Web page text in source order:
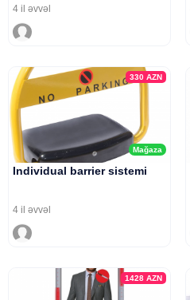
4 il əvvəl
Mağaza
330AZN
Individual barrier sistemi
4 il əvvəl
1428AZN